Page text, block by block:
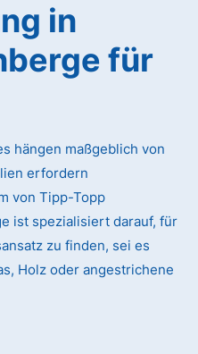
in
für
hängen maßgeblich von
erfordern
von Tipp-Topp
ist spezialisiert darauf, für
zu finden, sei es
Holz oder angestrichene